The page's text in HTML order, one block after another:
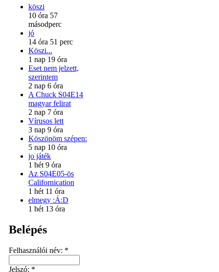
köszi
10 óra 57
másodperc
jó
14 óra 51 perc
Köszi...
1 nap 19 óra
Eset nem jelzett,
szerintem
2 nap 6 óra
A Chuck S04E14
magyar felirat
2 nap 7 óra
Vírusos lett
3 nap 9 óra
Köszönöm szépen:
5 nap 10 óra
jo játék
1 hét 9 óra
Az S04E05-ös
Californication
1 hét 11 óra
elmegy :Á:D
1 hét 13 óra
Belépés
Felhasználói név: *
Jelszó: *